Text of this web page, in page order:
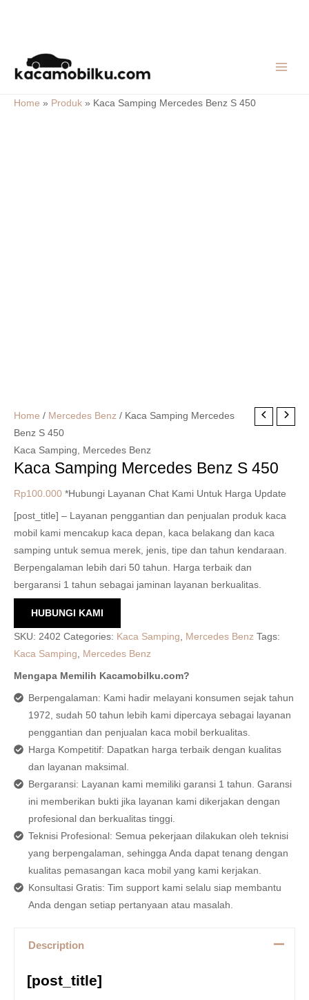
content
Home » Produk » Kaca Samping Mercedes Benz S 450
Home / Mercedes Benz / Kaca Samping Mercedes
Benz S 450
Kaca Samping, Mercedes Benz
Kaca Samping Mercedes Benz S 450
Rp100.000 *Hubungi Layanan Chat Kami Untuk Harga Update
[post_title] – Layanan penggantian dan penjualan produk kaca
mobil kami mencakup kaca depan, kaca belakang dan kaca
samping untuk semua merek, jenis, tipe dan tahun kendaraan.
Berpengalaman lebih dari 50 tahun. Harga terbaik dan
bergaransi 1 tahun sebagai jaminan layanan berkualitas.
HUBUNGI KAMI
SKU: 2402 Categories: Kaca Samping, Mercedes Benz Tags:
Kaca Samping, Mercedes Benz
Mengapa Memilih Kacamobilku.com?
Berpengalaman: Kami hadir melayani konsumen sejak tahun
1972, sudah 50 tahun lebih kami dipercaya sebagai layanan
penggantian dan penjualan kaca mobil berkualitas.
Harga Kompetitif: Dapatkan harga terbaik dengan kualitas
dan layanan maksimal.
Bergaransi: Layanan kami memiliki garansi 1 tahun. Garansi
ini memberikan bukti jika layanan kami dikerjakan dengan
profesional dan berkualitas tinggi.
Teknisi Profesional: Semua pekerjaan dilakukan oleh teknisi
yang berpengalaman, sehingga Anda dapat tenang dengan
kualitas pemasangan kaca mobil yang kami kerjakan.
Konsultasi Gratis: Tim support kami selalu siap membantu
Anda dengan setiap pertanyaan atau masalah.
Description
[post_title]